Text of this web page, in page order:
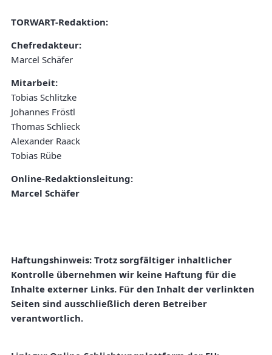
TORWART-Redaktion:
Chefredakteur:
Marcel Schäfer
Mitarbeit:
Tobias Schlitzke
Johannes Fröstl
Thomas Schlieck
Alexander Raack
Tobias Rübe
Online-Redaktionsleitung:
Marcel Schäfer
Haftungshinweis: Trotz sorgfältiger inhaltlicher
Kontrolle übernehmen wir keine Haftung für die
Inhalte externer Links. Für den Inhalt der verlinkten
Seiten sind ausschließlich deren Betreiber
verantwortlich.